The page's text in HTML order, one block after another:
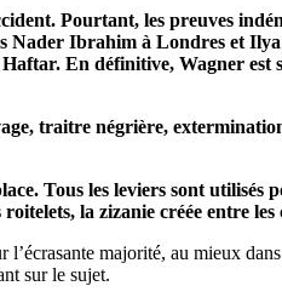
Pourtant, les preuves
Nader Ibrahim à Londres et
En définitive, Wagner
traitre négrière,
Tous les leviers sont
la zizanie créée entre
l’écrasante majorité, au mieux
sur le sujet.